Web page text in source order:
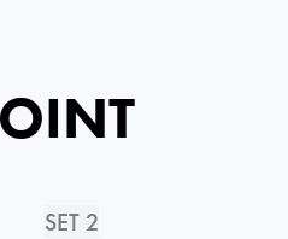
SET 2